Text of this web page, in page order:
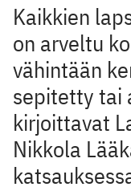
Kaikkien
on arveltu
vähintään
sepitetty tai
kirjoittavat
Nikkola